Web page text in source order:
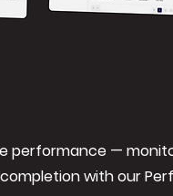
performance —
with our